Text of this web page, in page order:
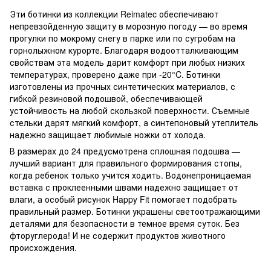
Эти ботинки из коллекции Reimatec обеспечивают
непревзойденную защиту в морозную погоду — во время
прогулки по мокрому снегу в парке или по сугробам на
горнолыжном курорте. Благодаря водоотталкивающим
свойствам эта модель дарит комфорт при любых низких
температурах, проверено даже при -20°C. Ботинки
изготовлены из прочных синтетических материалов, с
гибкой резиновой подошвой, обеспечивающей
устойчивость на любой скользкой поверхности. Съемные
стельки дарят мягкий комфорт, а синтепоновый утеплитель
надежно защищает любимые ножки от холода.
В размерах до 24 предусмотрена сплошная подошва —
лучший вариант для правильного формирования стопы,
когда ребенок только учится ходить. Водонепроницаемая
вставка с проклеенными швами надежно защищает от
влаги, а особый рисунок Happy Fit помогает подобрать
правильный размер. Ботинки украшены светоотражающими
деталями для безопасности в темное время суток. Без
фторуглерода! И не содержит продуктов животного
происхождения.